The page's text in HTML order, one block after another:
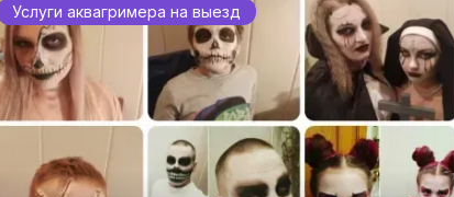
Услуги аквагримера на выезд